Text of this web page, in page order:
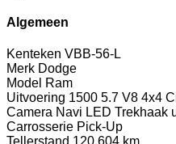
Algemeen
Kenteken VBB-56-L
Merk Dodge
Model Ram
Uitvoering 1500 5.7 V8 4x4
Camera Navi LED Trekhaak
Carrosserie Pick-Up
Tellerstand 120.604 km